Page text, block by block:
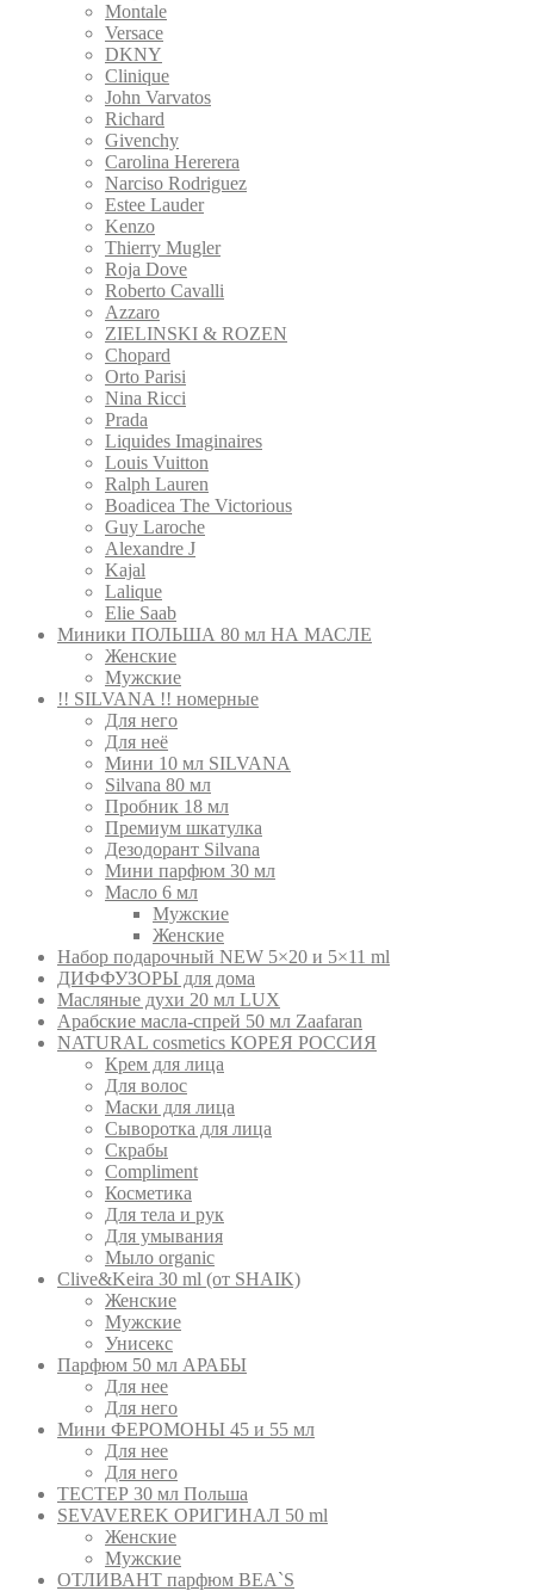
Montale
Versace
DKNY
Clinique
John Varvatos
Richard
Givenchy
Carolina Hererera
Narciso Rodriguez
Estee Lauder
Kenzo
Thierry Mugler
Roja Dove
Roberto Cavalli
Azzaro
ZIELINSKI & ROZEN
Сhopard
Orto Parisi
Nina Ricci
Prada
Liquides Imaginaires
Louis Vuitton
Ralph Lauren
Boadicea The Victorious
Guy Laroche
Alexandre J
Kajal
Lalique
Elie Saab
Миники ПОЛЬША 80 мл НА МАСЛЕ
Женские
Мужские
!! SILVANA !! номерные
Для него
Для неё
Мини 10 мл SILVANA
Silvana 80 мл
Пробник 18 мл
Премиум шкатулка
Дезодорант Silvana
Мини парфюм 30 мл
Масло 6 мл
Мужские
Женские
Набор подарочный NEW 5×20 и 5×11 ml
ДИФФУЗОРЫ для дома
Масляные духи 20 мл LUX
Арабские масла-спрей 50 мл Zaafaran
NATURAL cosmetics КОРЕЯ РОССИЯ
Крем для лица
Для волос
Маски для лица
Сыворотка для лица
Скрабы
Compliment
Косметика
Для тела и рук
Для умывания
Мыло organic
Clive&Keira 30 ml (от SHAIK)
Женские
Мужские
Унисекс
Парфюм 50 мл АРАБЫ
Для нее
Для него
Мини ФЕРОМОНЫ 45 и 55 мл
Для нее
Для него
ТЕСТЕР 30 мл Польша
SEVAVEREK ОРИГИНАЛ 50 ml
Женские
Мужские
ОТЛИВАНТ парфюм BEA`S